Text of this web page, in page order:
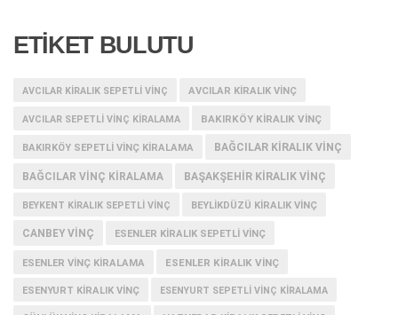
ETİKET BULUTU
AVCILAR KIRALIK SEPETLI VINÇ AVCILAR KIRALIK VINÇ
AVCILAR SEPETLI VINÇ KIRALAMA BAKIRKÖY KIRALIK VINÇ
BAKIRKÖY SEPETLI VINÇ KIRALAMA BAĞCILAR KIRALIK VINÇ
BAĞCILAR VINÇ KIRALAMA BAŞAKŞEHIR KIRALIK VINÇ
BEYKENT KIRALIK SEPETLI VINÇ BEYLIKDÜZÜ KIRALIK VINÇ
CANBEY VINÇ ESENLER KIRALIK SEPETLI VINÇ
ESENLER VINÇ KIRALAMA ESENLER KIRALIK VINÇ
ESENYURT KIRALIK VINÇ ESENYURT SEPETLI VINÇ KIRALAMA